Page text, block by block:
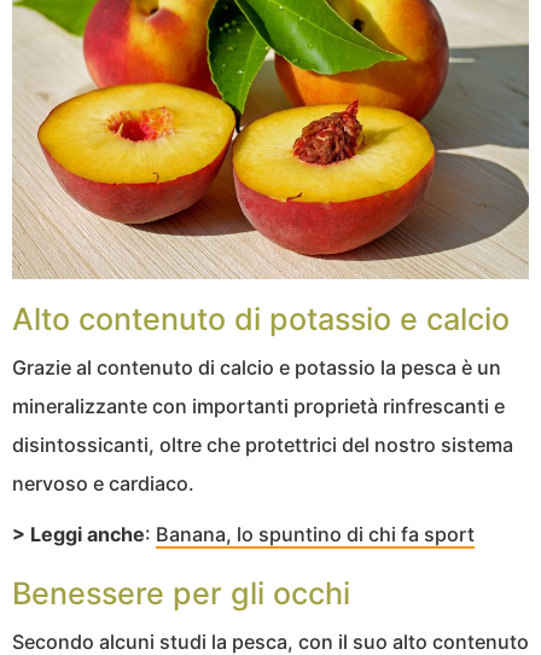
Alto contenuto di potassio e calcio
Grazie al contenuto di calcio e potassio la pesca è un
mineralizzante con importanti proprietà rinfrescanti e
disintossicanti, oltre che protettrici del nostro sistema
nervoso e cardiaco.
> Leggi anche: Banana, lo spuntino di chi fa sport
Benessere per gli occhi
Secondo alcuni studi la pesca, con il suo alto contenuto